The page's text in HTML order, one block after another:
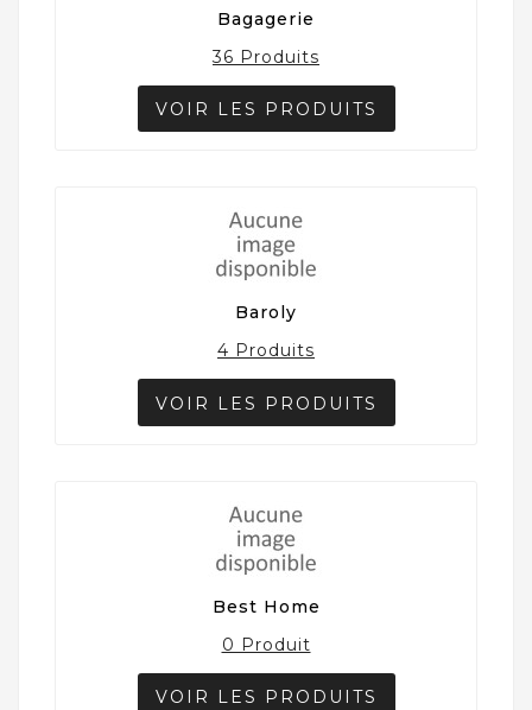
Bagagerie
36 Produits
VOIR LES PRODUITS
Baroly
4 Produits
VOIR LES PRODUITS
Best Home
0 Produit
VOIR LES PRODUITS